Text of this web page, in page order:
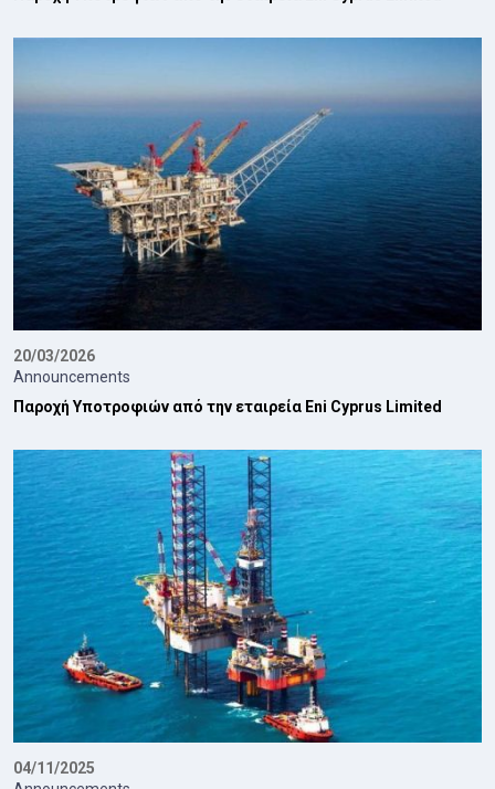
20/03/2026
Announcements
Παροχή Υποτροφιών από την εταιρεία Eni Cyprus Limited
04/11/2025